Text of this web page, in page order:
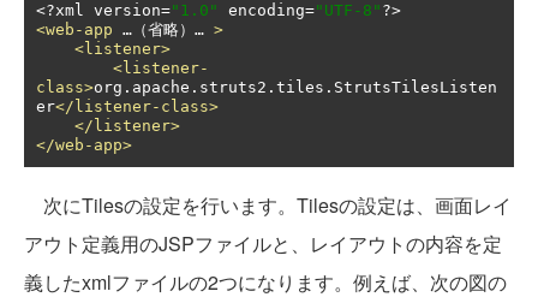
<?xml version="1.0" encoding="UTF-8" ?>
<web-app …（省略）… >
<listener>
<listener-
class>org.apache.struts2.tiles.StrutsTilesListen
er</listener-class>
</listener>
</web-app>
次にTilesの設定を行います。Tilesの設定は、画面レイ
アウト定義用のJSPファイルと、レイアウトの内容を定
義したxmlファイルの2つになります。例えば、次の図の